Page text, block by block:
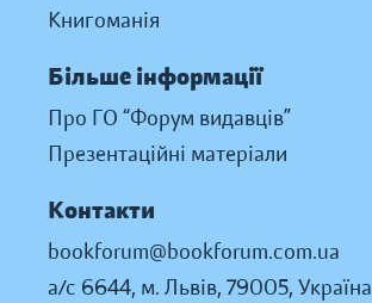
Книгоманія
Більше інформації
Про ГО “Форум видавців”
Презентаційні матеріали
Контакти
bookforum@bookforum.com.ua
а/с 6644, м. Львів, 79005, Україна